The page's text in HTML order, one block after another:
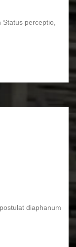
perceptio,
diaphanum